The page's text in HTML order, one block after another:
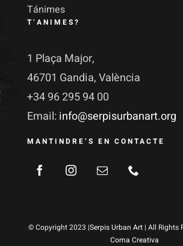
Tánimes
T’ANIMES?
1 Plaça Major,
46701 Gandia, València
+34 96 295 94 00
Email: info@serpisurbanart.org
MANTINDRE’S EN CONTACTE
© Copyright 2023 |Serpis Urban Art | All Rights
Coma Creativa